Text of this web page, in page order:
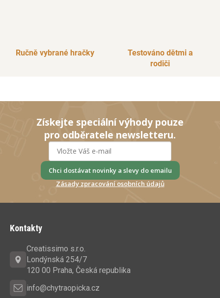
Ručně vybrané hračky
Testováno dětmi a
rodiči
Získejte speciální výhody pouze
pro odběratele newsletteru.
Chci dostávat novinky a slevy do emailu
Zásady zpracování osobních údajů
Kontakty
Creatissimo s.r.o.
Londýnská 254/7
120 00 Praha, Česká republika
info@chytraopicka.cz